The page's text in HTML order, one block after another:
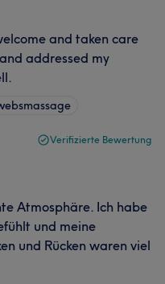
and taken care
addressed my
Verifizierte Bewertung
Atmosphäre. Ich habe
und meine
und Rücken waren viel